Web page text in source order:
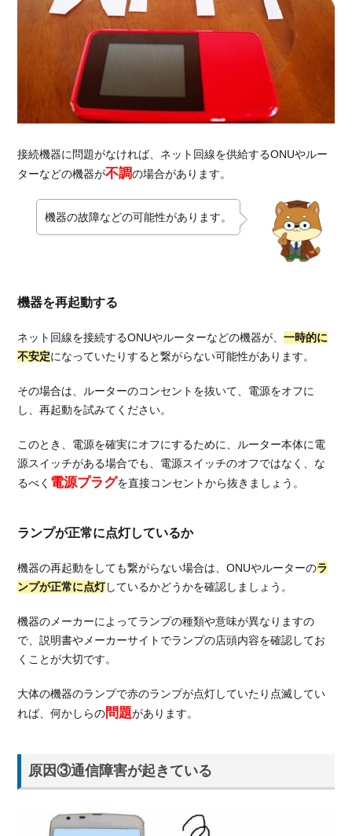
して
⑤ネ
ット
金が
未納
って
いる
ト
回
が
繋
ら
な
状
態
し
な
時
ネッ
ト回
線の
サポ
セン
ター
わせ
2.2.
他社
のネ
接続機器に問題がなければ、ネット回線を供給するONUやルー
ターなどの機器が不調の場合があります。
機器の故障などの可能性があります。
機器を再起動する
ネット回線を接続するONUやルーターなどの機器が、一時的に
不安定になっていたりすると繋がらない可能性があります。
その場合は、ルーターのコンセントを抜いて、電源をオフに
し、再起動を試みてください。
このとき、電源を確実にオフにするために、ルーター本体に電
源スイッチがある場合でも、電源スイッチのオフではなく、な
るべく 電源プラグを直接コンセントから抜きましょう。
ランプが正常に点灯しているか
機器の再起動をしても繋がらない場合は、ONUやルーターのラ
ンプが正常に点灯しているかどうかを確認しましょう。
機器のメーカーによってランプの種類や意味が異なりますの
で、説明書やメーカーサイトでランプの店頭内容を確認してお
くことが大切です。
大体の機器のランプで赤のランプが点灯していたり点滅してい
れば、何かしらの問題があります。
原因③通信障害が起きている